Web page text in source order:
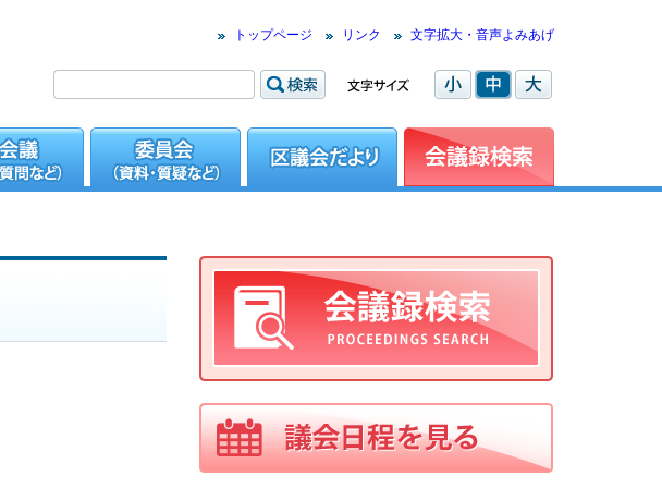
トップページ リンク 文字拡大・音声よみあげ